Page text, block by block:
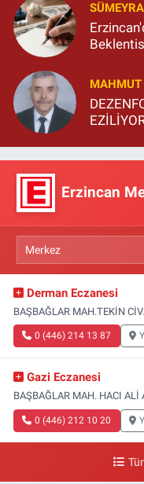
MAHMUT
Erzincan
Derman Eczanesi
BAŞBAĞLAR MAH.TEKİN
0 (446) 214 13 87
Gazi Eczanesi
BAŞBAĞLAR MAH. HACI ALİ
0 (446) 212 10 20